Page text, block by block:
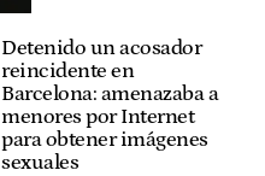
Detenido un acosador
reincidente en
Barcelona: amenazaba a
menores por Internet
para obtener imágenes
sexuales